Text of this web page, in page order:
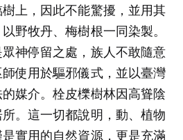
上，因此不能驚擾，並用其
野牧丹、梅樹根一同染製。
神停留之處，族人不敢隨意
使用於驅邪儀式，並以臺灣
媒介。栓皮櫟樹林因高聳陰
。這一切都說明，動、植物
實用的自然資源，更是充滿